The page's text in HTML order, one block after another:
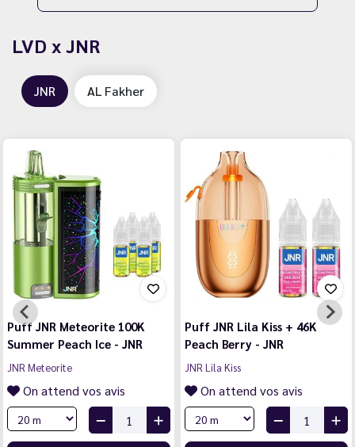
LVD x JNR
JNR AL Fakher
Puff JNR Meteorite 100K
Summer Peach Ice - JNR
JNR Meteorite
On attend vos avis
Puff JNR Lila Kiss + 46K
Peach Berry - JNR
JNR Lila Kiss
On attend vos avis